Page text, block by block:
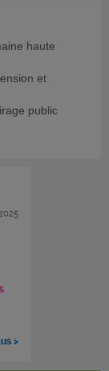
haute
et
public
>